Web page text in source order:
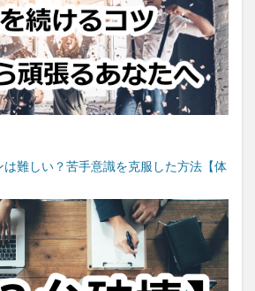
は難しい？苦手意識を克服した方法【体